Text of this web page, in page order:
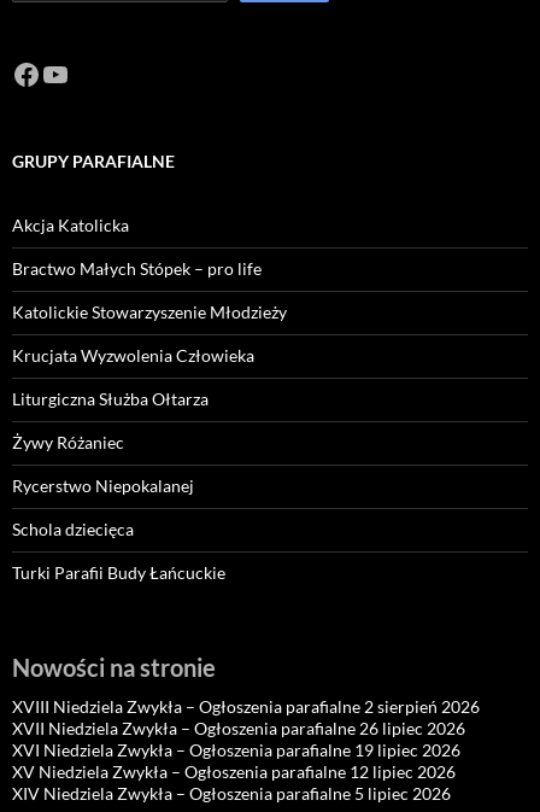
Facebook
https://www.youtube.com/channel/
GRUPY PARAFIALNE
Akcja Katolicka
Bractwo Małych Stópek – pro life
Katolickie Stowarzyszenie Młodzieży
Krucjata Wyzwolenia Człowieka
Liturgiczna Służba Ołtarza
Żywy Różaniec
Rycerstwo Niepokalanej
Schola dziecięca
Turki Parafii Budy Łańcuckie
Nowości na stronie
XVIII Niedziela Zwykła – Ogłoszenia parafialne 2 sierpień 2026
XVII Niedziela Zwykła – Ogłoszenia parafialne 26 lipiec 2026
XVI Niedziela Zwykła – Ogłoszenia parafialne 19 lipiec 2026
XV Niedziela Zwykła – Ogłoszenia parafialne 12 lipiec 2026
XIV Niedziela Zwykła – Ogłoszenia parafialne 5 lipiec 2026